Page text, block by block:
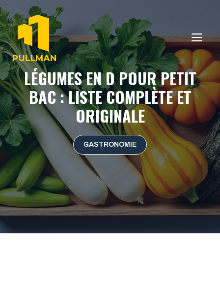
Aller
au
contenu
LÉGUMES EN D POUR PETIT
BAC : LISTE COMPLÈTE ET
ORIGINALE
GASTRONOMIE